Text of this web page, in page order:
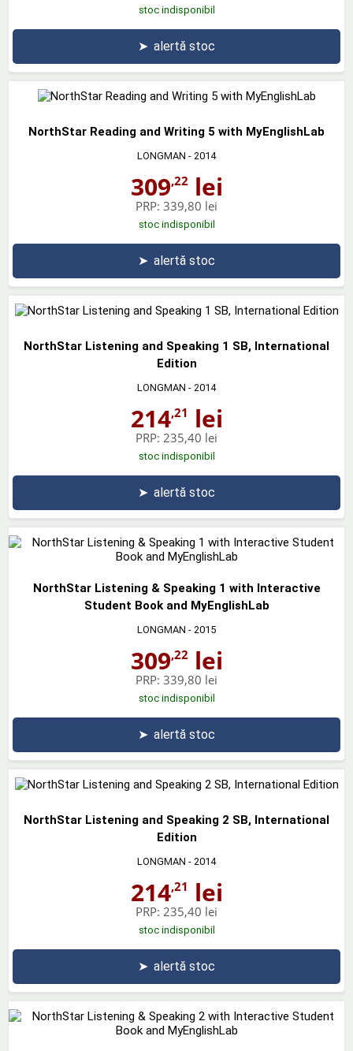
stoc indisponibil
➤ alertă stoc
NorthStar Reading and Writing 5 with MyEnglishLab
LONGMAN - 2014
309,22lei
PRP: 339,80 lei
stoc indisponibil
➤ alertă stoc
NorthStar Listening and Speaking 1 SB, International
Edition
LONGMAN - 2014
214,21 lei
PRP: 235,40 lei
stoc indisponibil
➤ alertă stoc
NorthStar Listening & Speaking 1 with Interactive
Student Book and MyEnglishLab
LONGMAN - 2015
309,22lei
PRP: 339,80 lei
stoc indisponibil
➤ alertă stoc
NorthStar Listening and Speaking 2 SB, International
Edition
LONGMAN - 2014
214,21 lei
PRP: 235,40 lei
stoc indisponibil
➤ alertă stoc